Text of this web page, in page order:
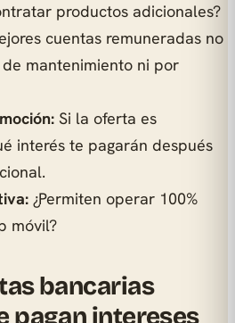
productos adicionales?
cuentas remuneradas no
mantenimiento ni por
Si la oferta es
interés te pagarán después
¿Permiten operar 100%
móvil?
bancarias
pagan intereses